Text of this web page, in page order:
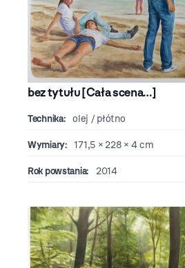
bez tytułu [Cała scena…]
Technika: olej / płótno
Wymiary: 171,5 × 228 × 4 cm
Rok powstania: 2014